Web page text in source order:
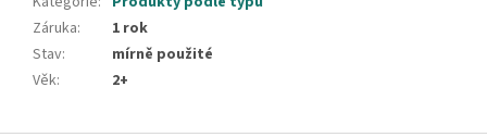
Záruka:
1 rok
Stav:
mírně použité
Věk: 2+